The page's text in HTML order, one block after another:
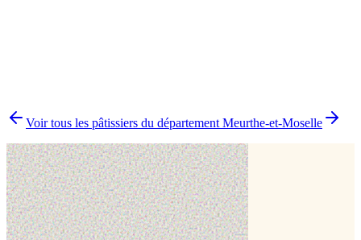
Voir tous les pâtissiers du département Meurthe-et-Moselle